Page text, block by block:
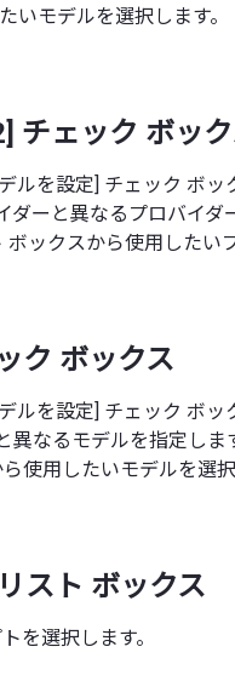
いモデルを選択します。
チェック ボッ
ルを設定] チェック ボ
ダーと異なるプロバイ
ックスから使用したい
ク ボックス
ルを設定] チェック ボ
異なるモデルを指定し
使用したいモデルを選択
スト ボックス
を選択します。